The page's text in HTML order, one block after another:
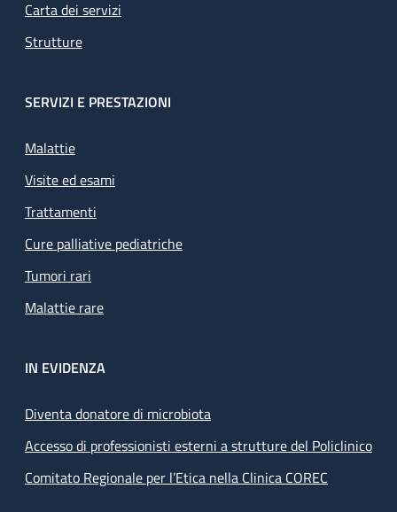
Carta dei servizi
Strutture
SERVIZI E PRESTAZIONI
Malattie
Visite ed esami
Trattamenti
Cure palliative pediatriche
Tumori rari
Malattie rare
IN EVIDENZA
Diventa donatore di microbiota
Accesso di professionisti esterni a strutture del Policlinico
Comitato Regionale per l’Etica nella Clinica COREC